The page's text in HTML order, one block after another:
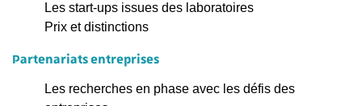
Les start-ups issues des laboratoires
Prix et distinctions
Partenariats entreprises
Les recherches en phase avec les défis des